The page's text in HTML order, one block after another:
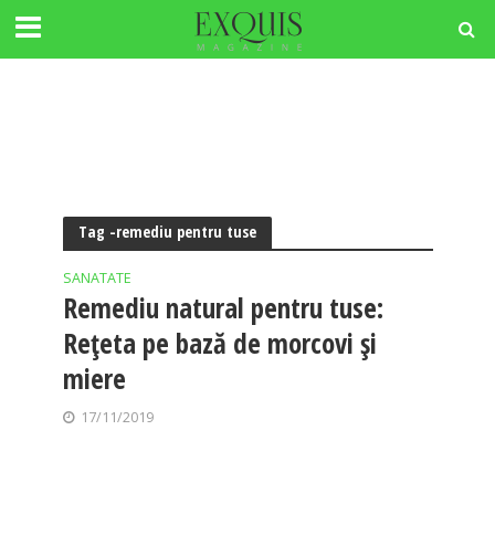
Tag -remediu pentru tuse
SANATATE
Remediu natural pentru tuse:
Reţeta pe bază de morcovi şi
miere
17/11/2019